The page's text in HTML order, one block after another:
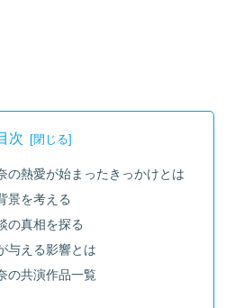
次
の熱愛が始まったきっかけとは
景を考える
の真相を探る
与える影響とは
の共演作品一覧